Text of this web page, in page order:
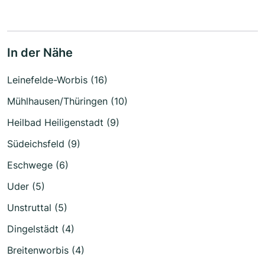
In der Nähe
Leinefelde-Worbis (16)
Mühlhausen/Thüringen (10)
Heilbad Heiligenstadt (9)
Südeichsfeld (9)
Eschwege (6)
Uder (5)
Unstruttal (5)
Dingelstädt (4)
Breitenworbis (4)